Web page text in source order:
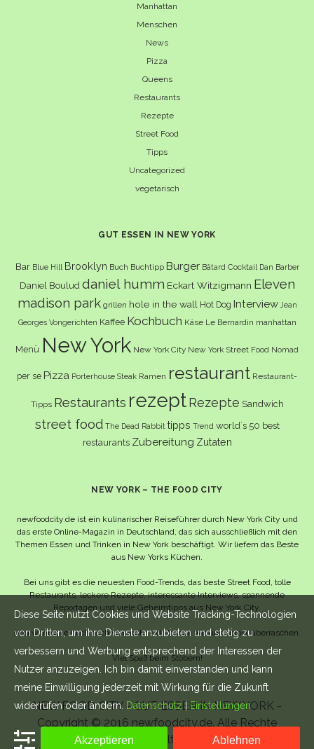
Manhattan
Menschen
News
Pizza
Queens
Restaurants
Rezepte
Street Food
Tipps
Uncategorized
vegetarisch
GUT ESSEN IN NEW YORK
Bar Blue Hill Brooklyn Buch Buchtipp Burger Bâtard Cocktail Dan Barber
Daniel Boulud daniel humm Eckart Witzigmann Eleven
madison park grillen hole in the wall Hot Dog Interview Jean
Georges Vongerichten Kaffee Kochbuch Käse Le Bernardin manhattan
Menü New York New York City New York Street Food Nomad
per se Pizza Porterhouse Steak Ramen restaurant Restaurant-
Tipps Restaurants rezept Rezepte Sandwich
street food The Dead Rabbit tipps Trend world´s 50 best
restaurants Zubereitung Zutaten
NEW YORK – THE FOOD CITY
newfoodcity.de ist ein kulinarischer Reiseführer durch New York City und
das erste Online-Magazin in Deutschland, das sich ausschließlich mit den
Themen Essen und Trinken in New York beschäftigt. Wir liefern das Beste
aus New Yorks Küchen.
Bei uns gibt es die neuesten Food-Trends, das beste Street Food, tolle
Restaurants, leckere Rezepte, interessante Interviews, spannende
Reportagen und viele Geheimtipps aus New York City.
Und wahrscheinlich noch viel mehr – da lassen wir uns selbst überraschen.
Viel Spaß beim Stöbern!
NEW FOOD CITY - GUT ESSEN IN NEW YORK -
Copyright © 2016 newfoodcity.de. Alle Rechte
vorbehalten.
Diese Seite nutzt Cookies und Website Tracking-Technologien
von Dritten, um ihre Dienste anzubieten und stetig zu
verbessern und Werbung entsprechend der Interessen der
Nutzer anzuzeigen. Ich bin damit einverstanden und kann
meine Einwilligung jederzeit mit Wirkung für die Zukunft
widerrufen oder ändern. Datenschutz| Einstellungen
Akzeptieren Ablehnen